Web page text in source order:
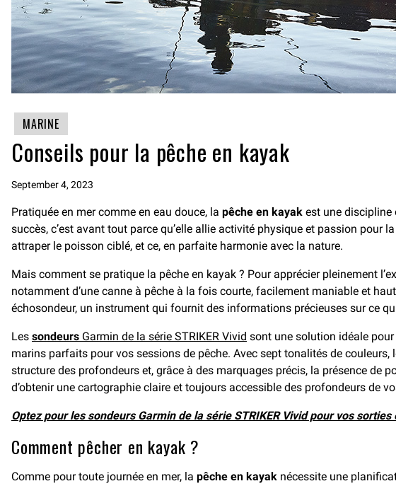
MARINE
Conseils pour la pêche en kayak
September 4, 2023
Pratiquée en mer comme en eau douce, la pêche en kayak est une discipline
succès, c’est avant tout parce qu’elle allie activité physique et passion pour
attraper le poisson ciblé, et ce, en parfaite harmonie avec la nature.
Mais comment se pratique la pêche en kayak ? Pour apprécier pleinement
notamment d’une canne à pêche à la fois courte, facilement maniable et
échosondeur, un instrument qui fournit des informations précieuses sur ce
Les sondeurs Garmin de la série STRIKER Vivid sont une solution idéale pour
marins parfaits pour vos sessions de pêche. Avec sept tonalités de
structure des profondeurs et, grâce à des marquages précis, la présence de
d’obtenir une cartographie claire et toujours accessible des profondeurs de
Optez pour les sondeurs Garmin de la série STRIKER Vivid pour vos sorties
Comment pêcher en kayak ?
Comme pour toute journée en mer, la pêche en kayak nécessite une